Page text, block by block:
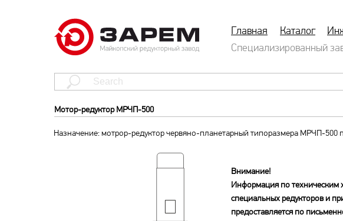
Каталог
Главная
Специализированный
Назначение: мотрор-редуктор червяно-планетарный типоразмера МРЧП-
Внимание!
Информация по техническим
специальных редукторов и
предоставляется по
Мотор-редуктор МРЧП-500